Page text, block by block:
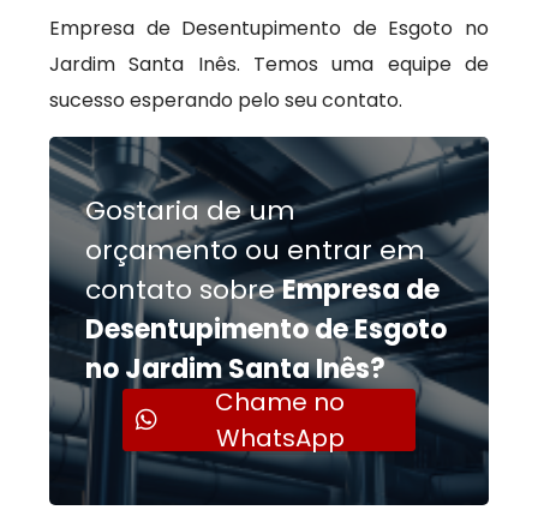
Empresa de Desentupimento de Esgoto no
Jardim Santa Inês. Temos uma equipe de
sucesso esperando pelo seu contato.
Gostaria de um
orçamento ou entrar em
contato sobreEmpresa de
Desentupimento de Esgoto
no Jardim Santa Inês?
Chame no
WhatsApp